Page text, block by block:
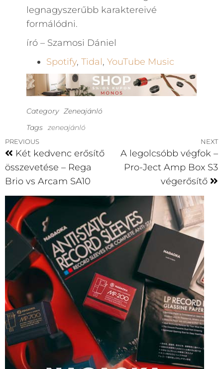
legnagyszerűbb karaktereivé
formálódni.
író – Szamosi Dániel
Spotify, Tidal, YouTube Music
Category Zeneajánló
Tags zeneajánló
PREVIOUS
Két kedvenc erősítő
összevetése – Rega
Brio vs Arcam SA10
NEXT
A legolcsóbb végfok –
Pro-Ject Amp Box S3
végerősítő